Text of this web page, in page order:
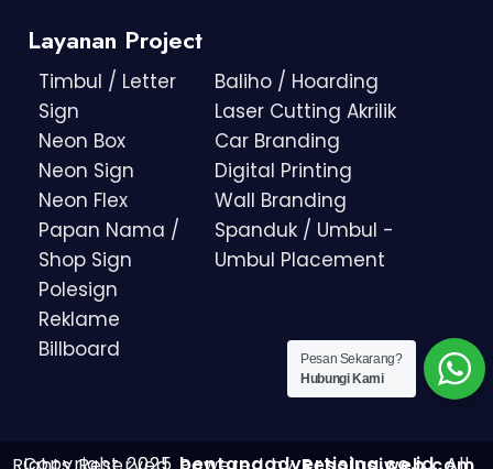
Layanan Project
Timbul / Letter
Sign
Neon Box
Neon Sign
Neon Flex
Papan Nama /
Shop Sign
Polesign
Reklame
Billboard
Baliho / Hoarding
Laser Cutting Akrilik
Car Branding
Digital Printing
Wall Branding
Spanduk / Umbul -
Umbul Placement
Copyright 2025 bentangadvertising.co.id
Pesan Sekarang?
Hubungi Kami